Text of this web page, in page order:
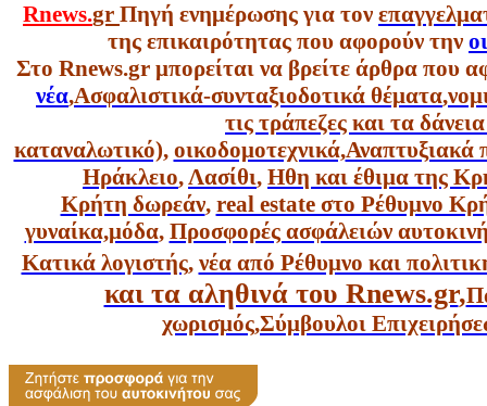
Rnews.gr Πηγή ενημέρωσης για τον
της επικαιρότητας που αφορούν την
Στο Rnews.gr μπορείται να βρείτε άρθρα που
νέα,Ασφαλιστικά-συνταξιοδοτικά θέματα,
τις τράπεζες και τα
καταναλωτικό), οικοδομοτεχνικά,Αναπτυξιακά
Ηράκλειο,Λασίθι, Ηθη και έθιμα της
Κρήτη δωρεάν, real estate στο Ρέθυμνο
γυναίκα,μόδα, Προσφορές ασφάλειών
Κατικά λογιστής, νέα από Ρέθυμνο και
και τα αληθινά του Rnews.gr,
χωρισμός,Σύμβουλοι